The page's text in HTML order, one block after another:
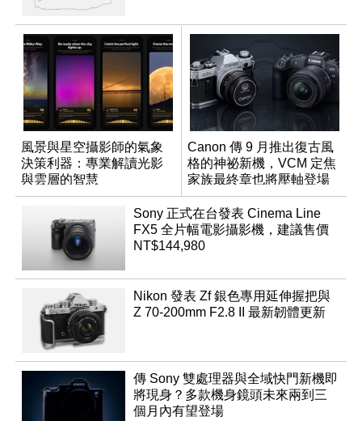
風景與星空攝影師的氣象
決策利器：專業解讀光影
與雲層的智慧
App「Atmos」登場
Canon 傳 9 月推出復古風
格的神祕新機，VCM 定焦
家族最終章也將壓軸登場
Sony 正式在台發表 Cinema Line
FX5 全片幅電影攝影機，建議售價
NT$144,980
Nikon 發表 Zf 銀色專用延伸握把與
Z 70-200mm F2.8 II 最新韌體更新
傳 Sony 雙處理器與全域快門新機即
將現身？多款機身鏡頭未來兩到三
個月內有望登場